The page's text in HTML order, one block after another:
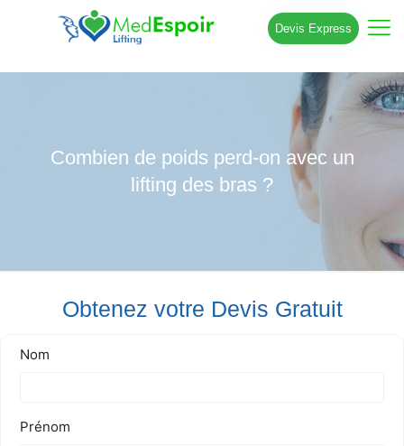
Devis Express
Combien de poids perd-on avec un
lifting des bras ?
Obtenez votre Devis Gratuit